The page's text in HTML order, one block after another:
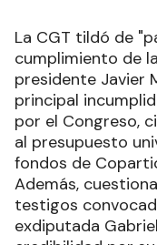
La CGT tildó de
cumplimiento de
presidente Javier
principal
por el Congreso,
al presupuesto
fondos de
Además,
testigos
exdiputada